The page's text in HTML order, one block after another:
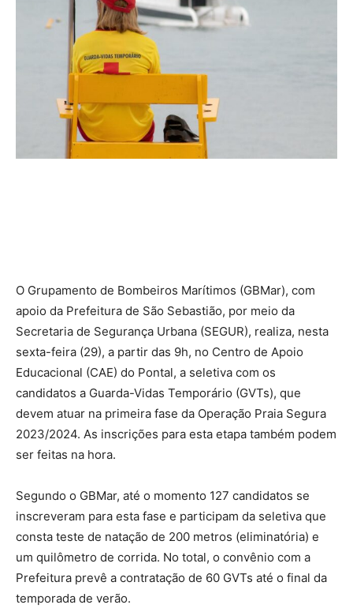
O Grupamento de Bombeiros Marítimos (GBMar), com
apoio da Prefeitura de São Sebastião, por meio da
Secretaria de Segurança Urbana (SEGUR), realiza, nesta
sexta-feira (29), a partir das 9h, no Centro de Apoio
Educacional (CAE) do Pontal, a seletiva com os
candidatos a Guarda-Vidas Temporário (GVTs), que
devem atuar na primeira fase da Operação Praia Segura
2023/2024. As inscrições para esta etapa também podem
ser feitas na hora.
Segundo o GBMar, até o momento 127 candidatos se
inscreveram para esta fase e participam da seletiva que
consta teste de natação de 200 metros (eliminatória) e
um quilômetro de corrida. No total, o convênio com a
Prefeitura prevê a contratação de 60 GVTs até o final da
temporada de verão.